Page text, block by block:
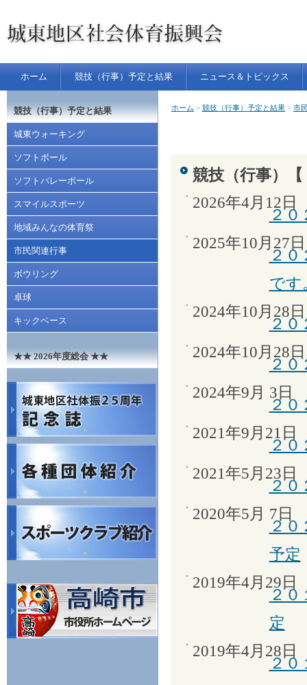
e
T
o
ジ
ャ
ン
す
ホーム 競技（行事）予定と結果 ニュース＆トピックス
競技（行事）
2026年4月12日
２
2025年10月27日
２０
です
2024年10月28日
２０
2024年10月28日
２０
2024年9月 3日
２
2021年9月21日
２
2021年5月23日
２
2020年5月 7日
２
予定
2019年4月29日
２
定
2019年4月28日
２
現
ホーム > 競技（行事）予定と結果 > 市
競技（行事）予定と結果
城東ウォーキング
ソフトボール
ソフトバレーボール
スマイルスポーツ
地域みんなの体育祭
市民関連行事
ボウリング
卓球
キックベース
★★ 2026年度総会 ★★